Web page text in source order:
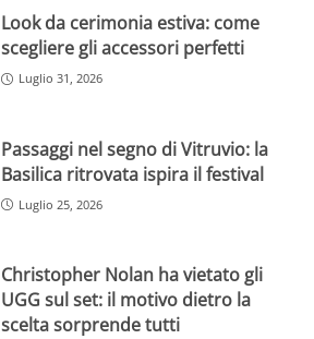
Look da cerimonia estiva: come
scegliere gli accessori perfetti
Luglio 31, 2026
Passaggi nel segno di Vitruvio: la
Basilica ritrovata ispira il festival
Luglio 25, 2026
Christopher Nolan ha vietato gli
UGG sul set: il motivo dietro la
scelta sorprende tutti